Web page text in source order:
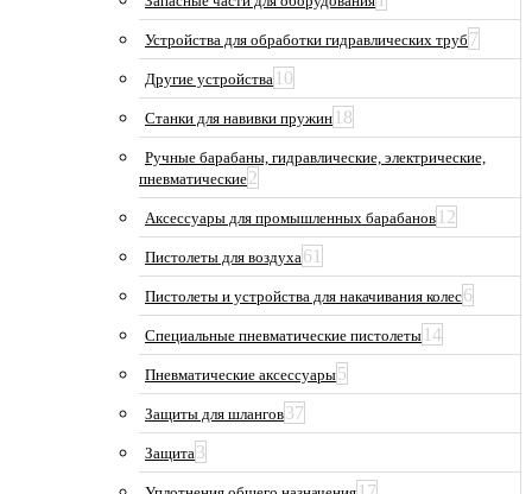
Устройства для обработки гидравлических труб 7
Другие устройства 10
Станки для навивки пружин 18
Ручные барабаны, гидравлические, электрические,
пневматические2
Аксессуары для промышленных барабанов 12
Пистолеты для воздуха61
Пистолеты и устройства для накачивания колес6
Специальные пневматические пистолеты 14
Пневматические аксессуары5
Защиты для шлангов37
Защита3